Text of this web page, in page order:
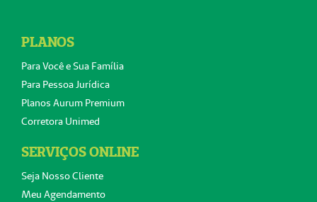
PLANOS
Para Você e Sua Família
Para Pessoa Jurídica
Planos Aurum Premium
Corretora Unimed
SERVIÇOS ONLINE
Seja Nosso Cliente
Meu Agendamento